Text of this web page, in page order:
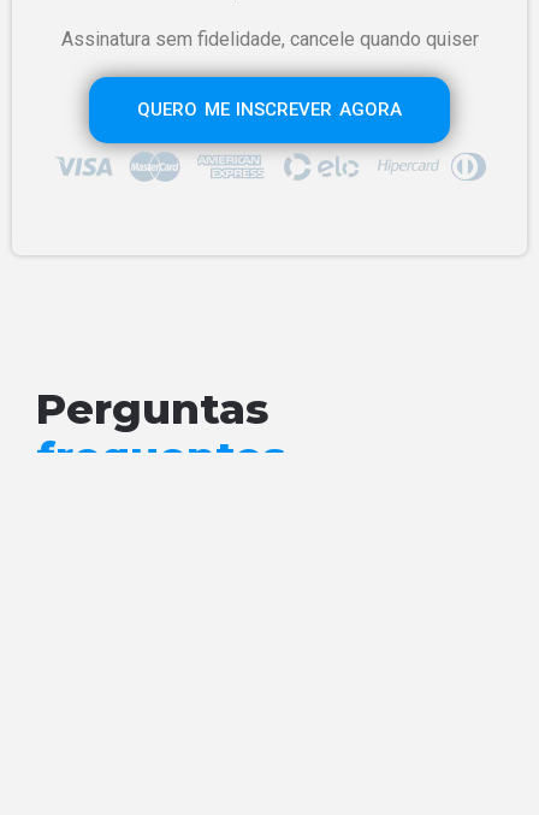
Assinatura sem fidelidade, cancele quando quiser
QUERO ME INSCREVER AGORA
Perguntas
frequentes